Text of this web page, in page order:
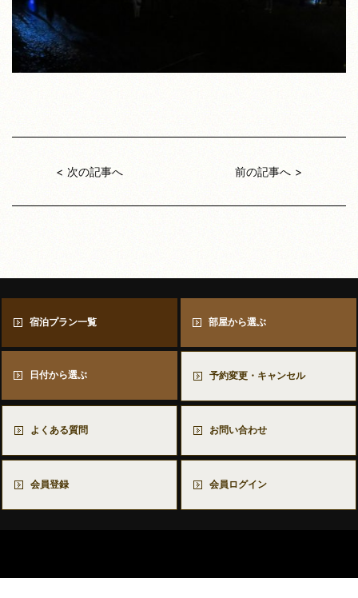
次の記事へ 前の記事へ
宿泊プラン一覧 部屋から選ぶ
日付から選ぶ 予約変更・キャンセル
よくある質問 お問い合わせ
会員登録 会員ログイン